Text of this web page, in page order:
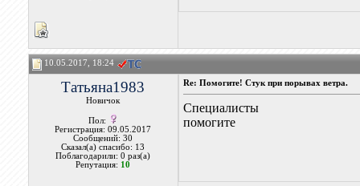
10.05.2017, 18:24
Татьяна1983
Новичок
Пол:
Регистрация: 09.05.2017
Сообщений: 30
Сказал(а) спасибо: 13
Поблагодарили: 0 раз(а)
Репутация: 10
Re: Помогите! Стук при порывах ветра.
Специалисты
помогите